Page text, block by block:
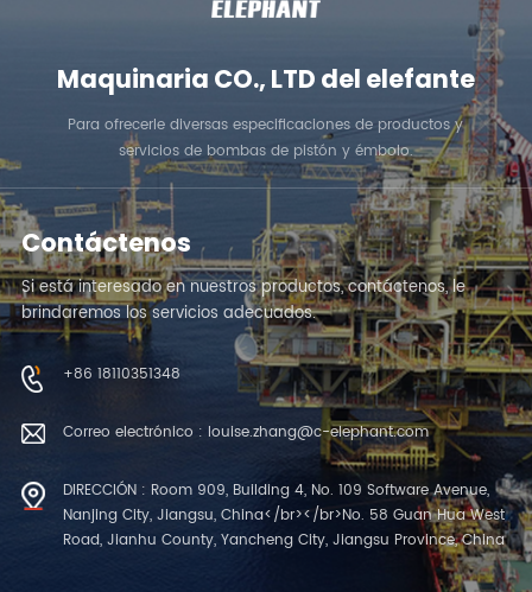
Maquinaria CO., LTD del elefante
Para ofrecerle diversas especificaciones de productos y
servicios de bombas de pistón y émbolo.
Contáctenos
Si está interesado en nuestros productos, contáctenos, le
brindaremos los servicios adecuados.
+86 18110351348
Correo electrónico : louise.zhang@c-elephant.com
DIRECCIÓN : Room 909, Building 4, No. 109 Software Avenue,
Nanjing City, Jiangsu, China</br></br>No. 58 Guan Hua West
Road, Jianhu County, Yancheng City, Jiangsu Province, China